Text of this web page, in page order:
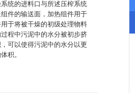
统的进料口与所述压榨系统
件的输送面，加热组件用于
于将被干燥的初级处理物料
程中污泥中的水分被初步挤
可以使得污泥中的水分以更
积。